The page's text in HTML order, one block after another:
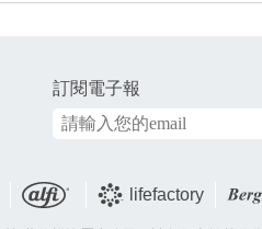
訂閱電子報
lifefactory